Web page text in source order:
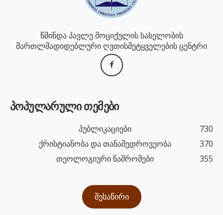
წმინდა პავლე მოციქულის სახელობის
მართლმადიდებლური ღვთისმეტყველების ცენტრი
პოპულარული თემები
პუბლიკაციები
730
ქრისტიანობა და თანამედროვეობა
370
თეოლოგიური ნაშრომები
355
შესაწირი